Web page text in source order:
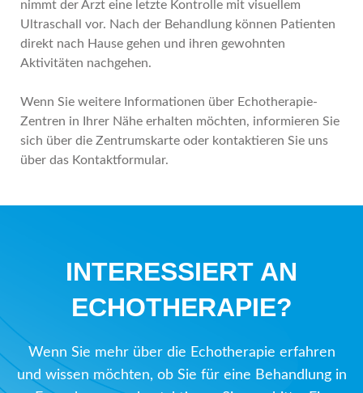
nimmt der Arzt eine letzte Kontrolle mit visuellem
Ultraschall vor. Nach der Behandlung können Patienten
direkt nach Hause gehen und ihren gewohnten
Aktivitäten nachgehen.
Wenn Sie weitere Informationen über Echotherapie-
Zentren in Ihrer Nähe erhalten möchten, informieren Sie
sich über die Zentrumskarte oder kontaktieren Sie uns
über das Kontaktformular.
INTERESSIERT AN
ECHOTHERAPIE?
Wenn Sie mehr über die Echotherapie erfahren
und wissen möchten, ob Sie für eine Behandlung in